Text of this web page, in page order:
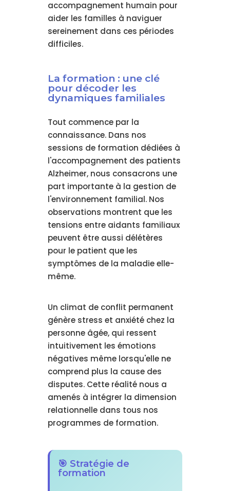
accompagnement humain pour
aider les familles à naviguer
sereinement dans ces périodes
difficiles.
La formation : une clé
pour décoder les
dynamiques familiales
Tout commence par la
connaissance. Dans nos
sessions de formation dédiées à
l'accompagnement des patients
Alzheimer, nous consacrons une
part importante à la gestion de
l'environnement familial. Nos
observations montrent que les
tensions entre aidants familiaux
peuvent être aussi délétères
pour le patient que les
symptômes de la maladie elle-
même.
Un climat de conflit permanent
génère stress et anxiété chez la
personne âgée, qui ressent
intuitivement les émotions
négatives même lorsqu'elle ne
comprend plus la cause des
disputes. Cette réalité nous a
amenés à intégrer la dimension
relationnelle dans tous nos
programmes de formation.
🎯 Stratégie de
formation